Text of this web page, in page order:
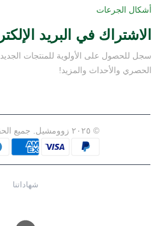
أشكال الجرعات
الاشتراك في البريد
سجل للحصول على الأولوية للمنتجات
الحصري والأحداث والمزيد!
© ٢٠٢٥ زوومشيل. جميع الحقوق محفوظة.
شهاداتنا